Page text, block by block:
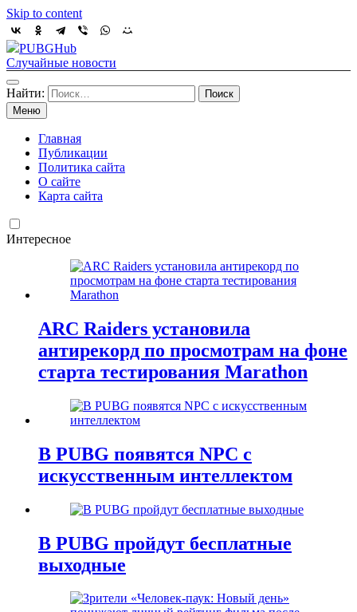
Skip to content
PUBGHub
Случайные новости
Найти:
Меню
Главная
Публикации
Политика сайта
О сайте
Карта сайта
Интересное
ARC Raiders установила
антирекорд по просмотрам на фоне
старта тестирования Marathon
В PUBG появятся NPC с
искусственным интеллектом
В PUBG пройдут бесплатные
выходные